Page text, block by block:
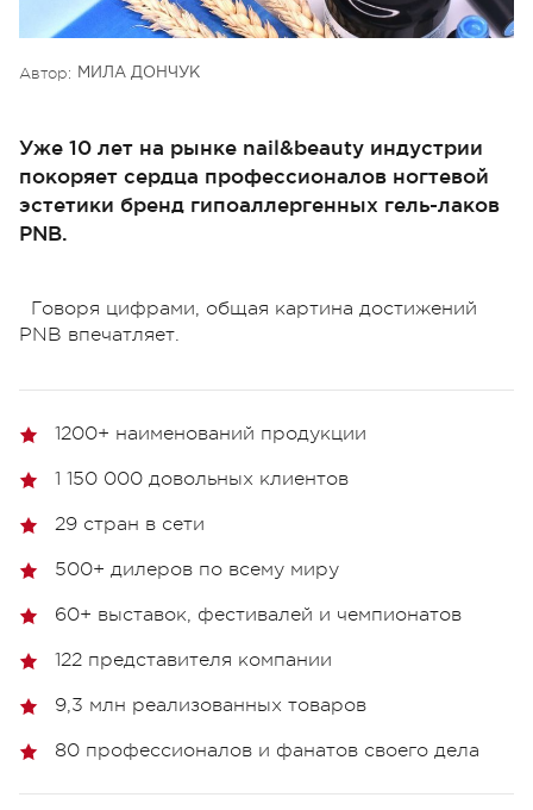
Автор: МИЛА ДОНЧУК
Уже 10 лет на рынке nail&beauty индустрии
покоряет сердца профессионалов ногтевой
эстетики бренд гипоаллергенных гель-лаков
PNB.
Говоря цифрами, общая картина достижений
PNB впечатляет.
1200+ наименований продукции
1 150 000 довольных клиентов
29 стран в сети
500+ дилеров по всему миру
60+ выставок, фестивалей и чемпионатов
122 представителя компании
9,3 млн реализованных товаров
80 профессионалов и фанатов своего дела